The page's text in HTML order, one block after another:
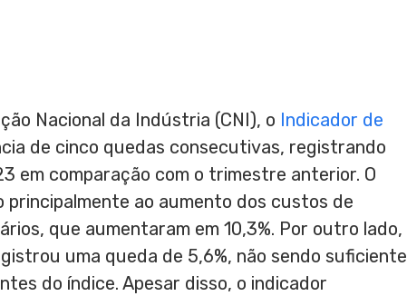
Nacional da Indústria (CNI), o Indicador de
de cinco quedas consecutivas, registrando
em comparação com o trimestre anterior. O
ao aumento dos custos de
que aumentaram em 10,3%. Por outro lado,
uma queda de 5,6%, não sendo suficiente
do índice. Apesar disso, o indicador